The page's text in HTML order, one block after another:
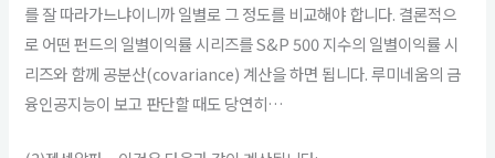
를 잘 따라가느냐이니까 일별로 그 정도를 비교해야 합니다. 결론적으
로 어떤 펀드의 일별이익률 시리즈를 S&P 500 지수의 일별이익률 시
리즈와 함께 공분산(covariance) 계산을 하면 됩니다. 루미네움의 금
융인공지능이 보고 판단할 때도 당연히…